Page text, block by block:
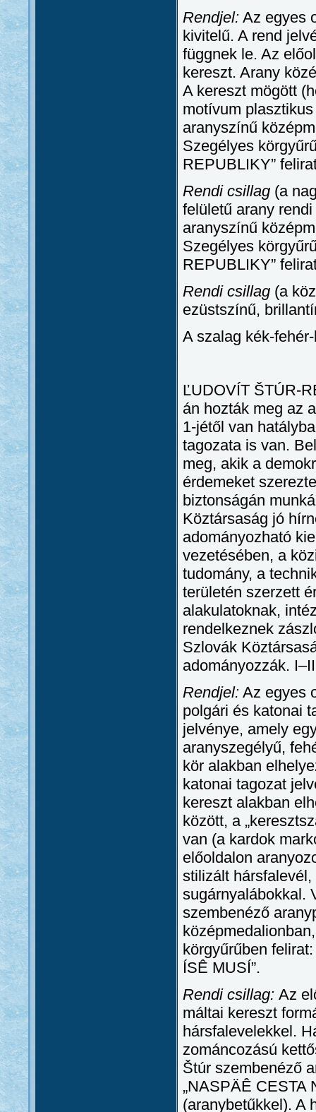
Rendjel: Az egyes
kivitelű. A rend
függnek le. Az
kereszt. Arany
A kereszt mögött
motívum
aranyszínű
Szegélyes
REPUBLIKY”
Rendi csillag (a
felületű arany
aranyszínű
Szegélyes
REPUBLIKY”
Rendi csillag (a
ezüstszínű,
A szalag kék-
ĽUDOVÍT ŠTÚR-
án hozták meg az
1-jétől van
tagozata is van.
meg, akik a
érdemeket
biztonságán
Köztársaság jó
adományozható
vezetésében, a
tudomány, a
területén szerzett
alakulatoknak,
rendelkeznek
Szlovák
adományozzák.
Rendjel: Az egyes
polgári és katonai
jelvénye, amely
aranyszegélyű,
kör alakban
katonai tagozat
kereszt alakban
között, a
van (a kardok
előoldalon
stilizált
sugárnyalábokkal.
szembenéző
körgyűrűben
ÍSÊ MUSÍ”.
Rendi csillag: Az
máltai kereszt
hársfalevelekkel.
zománcozású
Štúr szembenéző
„NASPÄÊ CESTA
(aranybetűkkel). A